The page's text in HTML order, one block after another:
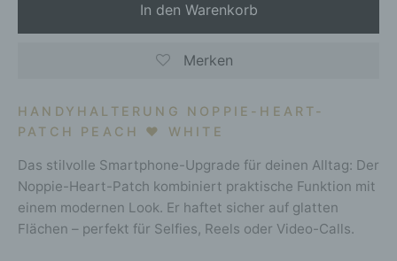
In den Warenkorb
Merken
HANDYHALTERUNG NOPPIE-HEART-
PATCH PEACH ♥ WHITE
Das stilvolle Smartphone-Upgrade für deinen Alltag: Der
Noppie-Heart-Patch kombiniert praktische Funktion mit
einem modernen Look. Er haftet sicher auf glatten
Flächen – perfekt für Selfies, Reels oder Video-Calls.